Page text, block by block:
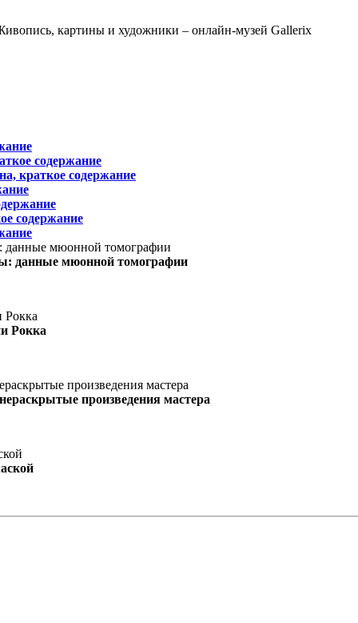
содержание
краткое содержание
содержание
данные мюонной томографии
Рокка
произведения мастера